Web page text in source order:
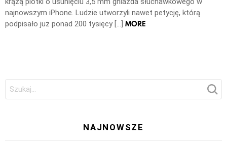
najnowszym iPhone. Ludzie utworzyli nawet petycję, którą
podpisało już ponad 200 tysięcy […] MORE
Szukaj:
NAJNOWSZE